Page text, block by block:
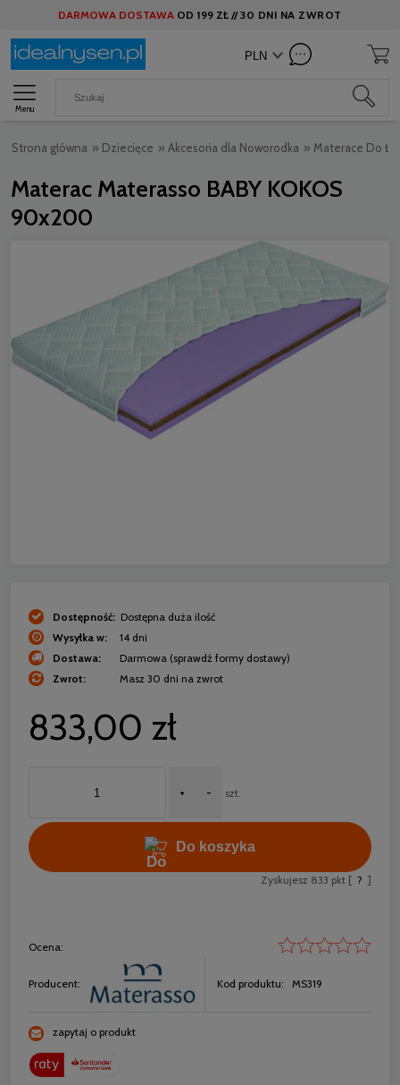
DARMOWA DOSTAWA OD 199 ZŁ //30 DNI NA ZWROT
Menu
Strona główna » Dziecięce » Akcesoria dla Noworodka » Materace Do
Materac Materasso BABY KOKOS
90x200
Dostępność: Dostępna duża ilość
Wysyłka w:
14 dni
Dostawa:
Darmowa (sprawdź formy dostawy)
Zwrot:
Masz 30 dni na zwrot
833,00 zł
+ - szt.
Do koszyka
Zyskujesz 833 pkt [ ? ]
Ocena:
Producent: Kod produktu: MS319
zapytaj o produkt